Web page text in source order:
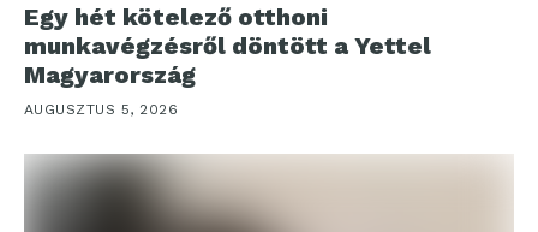
Egy hét kötelező otthoni
munkavégzésről döntött a Yettel
Magyarország
AUGUSZTUS 5, 2026